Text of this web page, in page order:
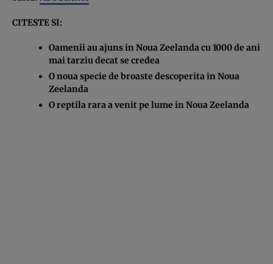
CITESTE SI:
Oamenii au ajuns in Noua Zeelanda cu 1000 de ani
mai tarziu decat se credea
O noua specie de broaste descoperita in Noua
Zeelanda
O reptila rara a venit pe lume in Noua Zeelanda